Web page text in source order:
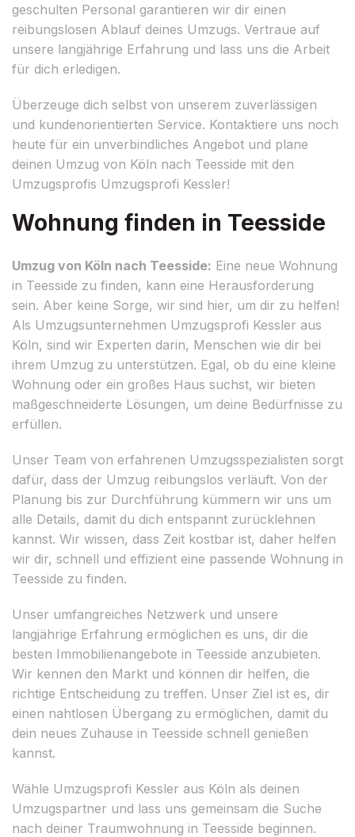
geschulten Personal garantieren wir dir einen
reibungslosen Ablauf deines Umzugs. Vertraue auf
unsere langjährige Erfahrung und lass uns die Arbeit
für dich erledigen.
Überzeuge dich selbst von unserem zuverlässigen
und kundenorientierten Service. Kontaktiere uns noch
heute für ein unverbindliches Angebot und plane
deinen Umzug von Köln nach Teesside mit den
Umzugsprofis Umzugsprofi Kessler!
Wohnung finden in Teesside
Umzug von Köln nach Teesside: Eine neue Wohnung
in Teesside zu finden, kann eine Herausforderung
sein. Aber keine Sorge, wir sind hier, um dir zu helfen!
Als Umzugsunternehmen Umzugsprofi Kessler aus
Köln, sind wir Experten darin, Menschen wie dir bei
ihrem Umzug zu unterstützen. Egal, ob du eine kleine
Wohnung oder ein großes Haus suchst, wir bieten
maßgeschneiderte Lösungen, um deine Bedürfnisse zu
erfüllen.
Unser Team von erfahrenen Umzugsspezialisten sorgt
dafür, dass der Umzug reibungslos verläuft. Von der
Planung bis zur Durchführung kümmern wir uns um
alle Details, damit du dich entspannt zurücklehnen
kannst. Wir wissen, dass Zeit kostbar ist, daher helfen
wir dir, schnell und effizient eine passende Wohnung in
Teesside zu finden.
Unser umfangreiches Netzwerk und unsere
langjährige Erfahrung ermöglichen es uns, dir die
besten Immobilienangebote in Teesside anzubieten.
Wir kennen den Markt und können dir helfen, die
richtige Entscheidung zu treffen. Unser Ziel ist es, dir
einen nahtlosen Übergang zu ermöglichen, damit du
dein neues Zuhause in Teesside schnell genießen
kannst.
Wähle Umzugsprofi Kessler aus Köln als deinen
Umzugspartner und lass uns gemeinsam die Suche
nach deiner Traumwohnung in Teesside beginnen.